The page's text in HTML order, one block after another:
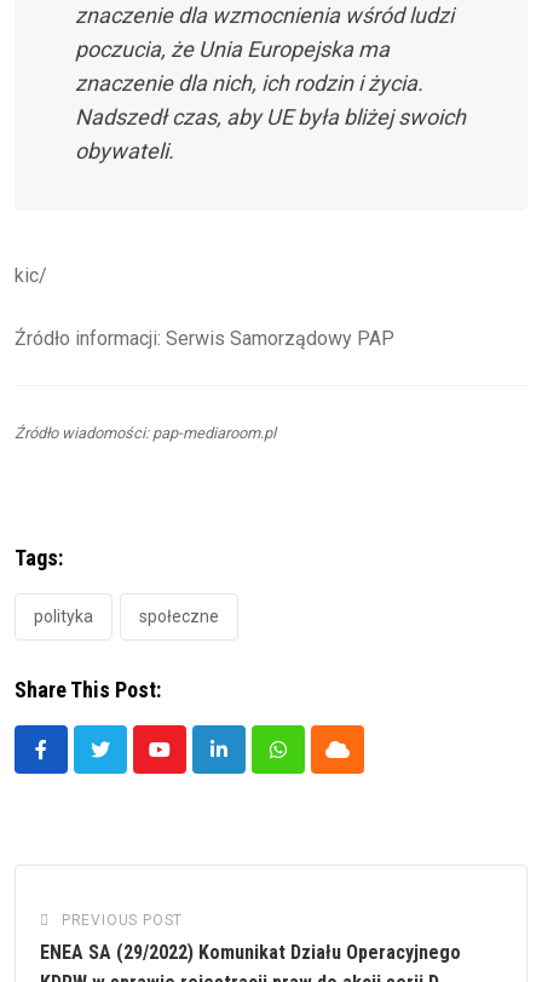
znaczenie dla wzmocnienia wśród ludzi
poczucia, że Unia Europejska ma
znaczenie dla nich, ich rodzin i życia.
Nadszedł czas, aby UE była bliżej swoich
obywateli.
kic/
Źródło informacji: Serwis Samorządowy PAP
Źródło wiadomości: pap-mediaroom.pl
Tags:
polityka społeczne
Share This Post:
YoutubeLinkedInWhatsappCloud
PREVIOUS POST
ENEA SA (29/2022) Komunikat Działu Operacyjnego